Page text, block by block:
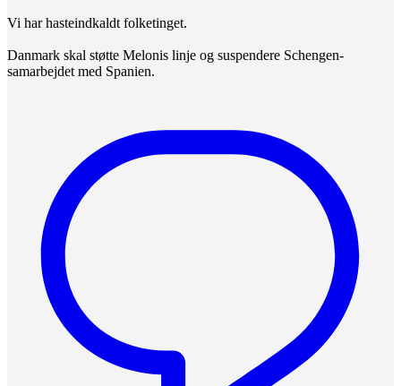
Vi har hasteindkaldt folketinget.
Danmark skal støtte Melonis linje og suspendere Schengen-
samarbejdet med Spanien.